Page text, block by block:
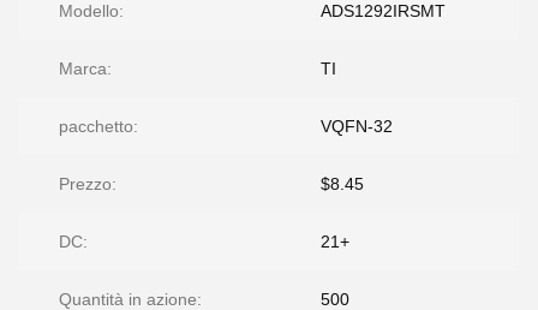
Modello: ADS1292IRSMT
Marca: TI
pacchetto: VQFN-32
Prezzo: $8.45
DC: 21+
Quantità in azione: 500